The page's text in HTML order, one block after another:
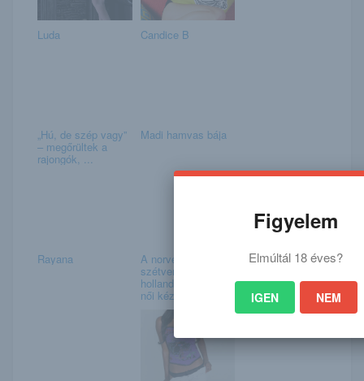
Luda Candice B
„Hú, de szép vagy”
– megőrültek a
rajongók, ...
Madi hamvas bája
Rayana A norvégok
szétverték a
holland álmokat a
női kézi...
Figyelem
Elmúltál 18 éves?
IGEN NEM